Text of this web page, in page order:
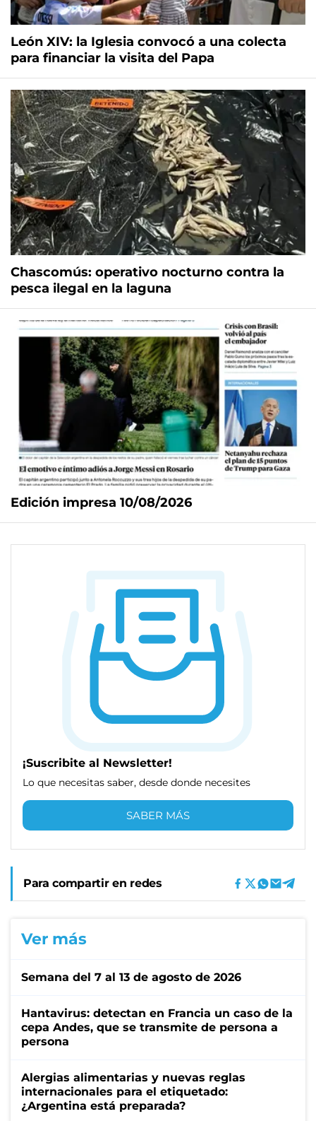
León XIV: la Iglesia convocó a una colecta
para financiar la visita del Papa
Chascomús: operativo nocturno contra la
pesca ilegal en la laguna
Edición impresa 10/08/2026
¡Suscribite al Newsletter!
Lo que necesitas saber, desde donde necesites
SABER MÁS
Para compartir en redes
Ver más
Semana del 7 al 13 de agosto de 2026
Hantavirus: detectan en Francia un caso de la
cepa Andes, que se transmite de persona a
persona
Alergias alimentarias y nuevas reglas
internacionales para el etiquetado:
¿Argentina está preparada?